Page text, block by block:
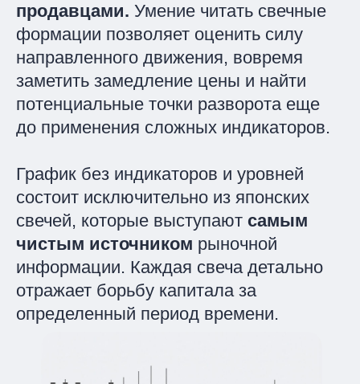
продавцами. Умение читать свечные
формации позволяет оценить силу
направленного движения, вовремя
заметить замедление цены и найти
потенциальные точки разворота еще
до применения сложных индикаторов.
График без индикаторов и уровней
состоит исключительно из японских
свечей, которые выступают самым
чистым источником рыночной
информации. Каждая свеча детально
отражает борьбу капитала за
определенный период времени.